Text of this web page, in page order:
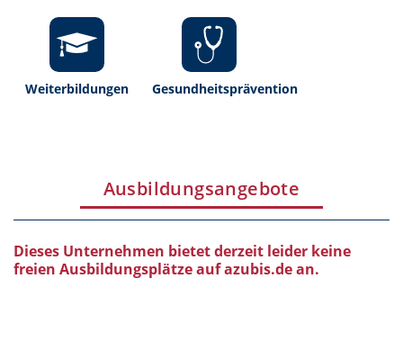
Weiterbildungen Gesundheitsprävention
Ausbildungsangebote
Dieses Unternehmen bietet derzeit leider keine
freien Ausbildungsplätze auf azubis.de an.